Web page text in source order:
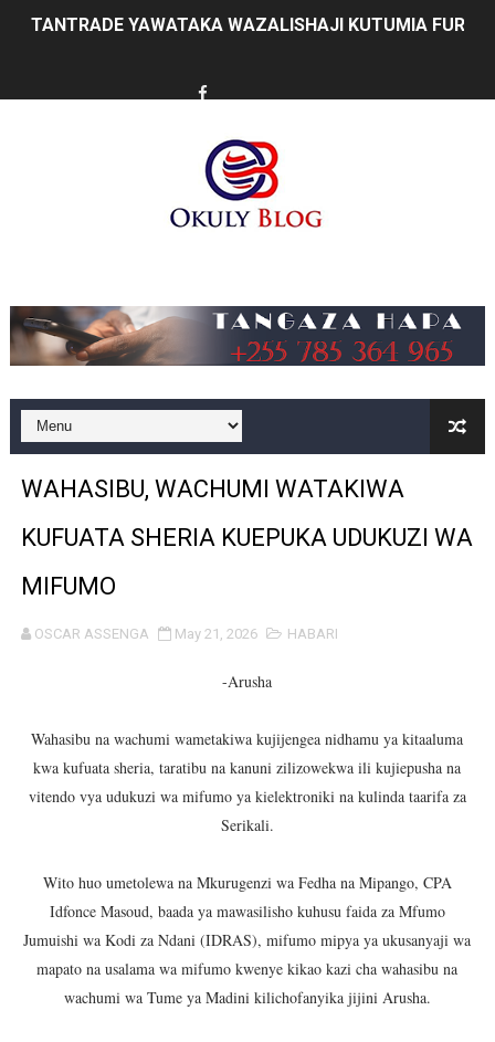
TANTRADE YAWATAKA WAZALISHAJI KUTUMIA
HABARI ZILIZOPEWA UZITO WA JUU KATIKA
WIZARA YA MAWASILIANO YATAJA MAFANIKIO
Prof. Kabudi ahimiza matumizi ya teknolojia za kisasa
MTWALE AITAKA TARURA IENDELEE KUTOA
PROF. NAGU: TARURA ONGEZENI ELIMU KWA
TBS YAENDELEA KUTOA ELUMU YA VIWANGO
RAIS SAMIA AIPONGEZA TADB KUWA MDHAMINI
REA YAPELEKA FURSA YA MKOPO NAFUU WA
MHANDISI SWEDI: NANENANE NI FURSA YA
TEKNOLOJIA YA NYUKLIA: MSAADA MKUBWA KATIKA
TBS Yaendelea kutoa elimu ya uthibitishaji ubora wa
TACAIDS YASISITIZA KINGA DHIDI YA UKIMWI
WAHASIBU, WACHUMI WATAKIWA
KUFUATA SHERIA KUEPUKA UDUKUZI WA
MIFUMO
OSCAR ASSENGA May 21, 2026 HABARI
-Arusha
Wahasibu na wachumi wametakiwa kujijengea nidhamu ya kitaaluma
kwa kufuata sheria, taratibu na kanuni zilizowekwa ili kujiepusha na
vitendo vya udukuzi wa mifumo ya kielektroniki na kulinda taarifa za
Serikali.
Wito huo umetolewa na Mkurugenzi wa Fedha na Mipango, CPA
Idfonce Masoud, baada ya mawasilisho kuhusu faida za Mfumo
Jumuishi wa Kodi za Ndani (IDRAS), mifumo mipya ya ukusanyaji wa
mapato na usalama wa mifumo kwenye kikao kazi cha wahasibu na
wachumi wa Tume ya Madini kilichofanyika jijini Arusha.